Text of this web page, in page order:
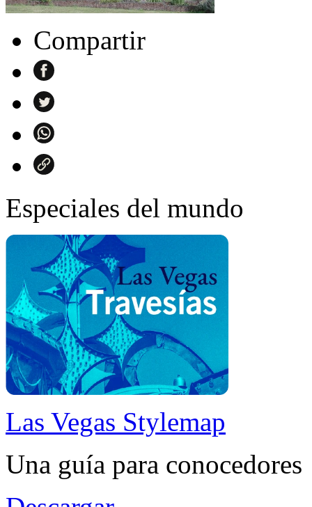
Compartir
Especiales del mundo
Las Vegas Stylemap
Una guía para conocedores